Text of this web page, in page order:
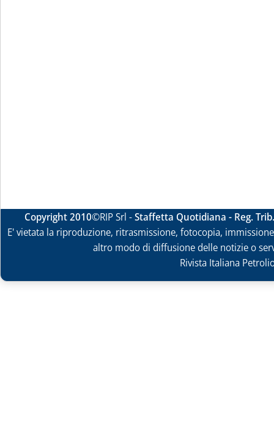
Copyright 2010©RIP Srl -Staffetta Quotidiana - Reg.
E' vietata la riproduzione, ritrasmissione, fotocopia,
altro modo di diffusione delle notizie o
Rivista Italiana